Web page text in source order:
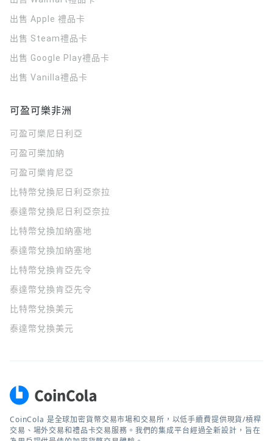
出售 Apple 禮品卡
出售 Steam禮品卡
出售 Google Play禮品卡
出售 Vanilla禮品卡
可盈可樂非洲
可盈可樂 尼日利亞
可盈可樂加納
可盈可樂肯尼亞
比特幣兌換尼日利亞奈拉
泰達幣兌換尼日利亞奈拉
比特幣兌換加納塞地
泰達幣兌換加納塞地
比特幣兌換肯亞先令
泰達幣兌換肯亞先令
比特幣兌換美元
泰達幣兌換美元
CoinCola 是全球加密貨幣交易市場和交易所，以低手續費提供現貨/槓桿
交易、場外交易和禮品卡交易服務。我們的集成平台經過全新設計，旨在